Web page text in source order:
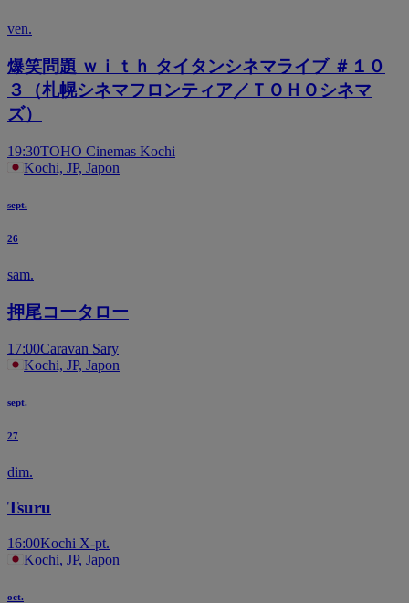
ven.
爆笑問題 ｗｉｔｈ タイタンシネマライブ ＃１０
３（札幌シネマフロンティア／ＴＯＨＯシネマ
ズ）
19:30TOHO Cinemas Kochi
Kochi, JP, Japon
sept.
26
sam.
押尾コータロー
17:00Caravan Sary
Kochi, JP, Japon
sept.
27
dim.
Tsuru
16:00Kochi X-pt.
Kochi, JP, Japon
oct.